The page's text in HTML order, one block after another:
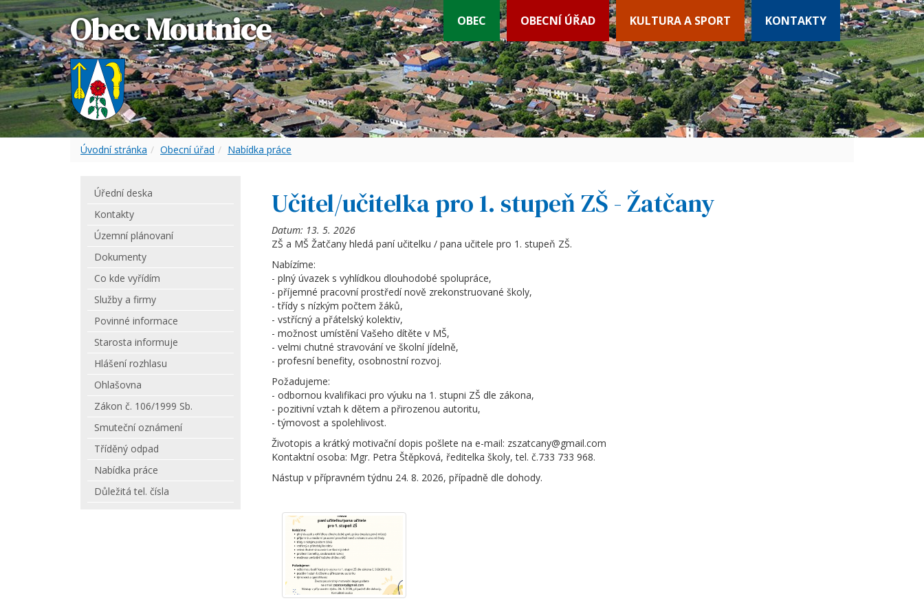
OBEC OBECNÍ ÚŘAD KULTURA A SPORT KONTAKTY
Obec Moutnice
Úvodní stránka Obecní úřad Nabídka práce
Úřední deska
Kontakty
Územní plánovaní
Dokumenty
Co kde vyřídím
Služby a firmy
Povinné informace
Starosta informuje
Hlášení rozhlasu
Ohlašovna
Zákon č. 106/1999 Sb.
Smuteční oznámení
Tříděný odpad
Nabídka práce
Důležitá tel. čísla
Učitel/učitelka pro 1. stupeň ZŠ - Žatčany
Datum: 13. 5. 2026
ZŠ a MŠ Žatčany hledá paní učitelku / pana učitele pro 1. stupeň ZŠ.
Nabízíme:
- plný úvazek s vyhlídkou dlouhodobé spolupráce,
- příjemné pracovní prostředí nově zrekonstruované školy,
- třídy s nízkým počtem žáků,
- vstřícný a přátelský kolektiv,
- možnost umístění Vašeho dítěte v MŠ,
- velmi chutné stravování ve školní jídelně,
- profesní benefity, osobnostní rozvoj.
Požadujeme:
- odbornou kvalifikaci pro výuku na 1. stupni ZŠ dle zákona,
- pozitivní vztah k dětem a přirozenou autoritu,
- týmovost a spolehlivost.
Životopis a krátký motivační dopis pošlete na e-mail: zszatcany@gmail.com
Kontaktní osoba: Mgr. Petra Štěpková, ředitelka školy, tel. č.733 733 968.
Nástup v přípravném týdnu 24. 8. 2026, případně dle dohody.